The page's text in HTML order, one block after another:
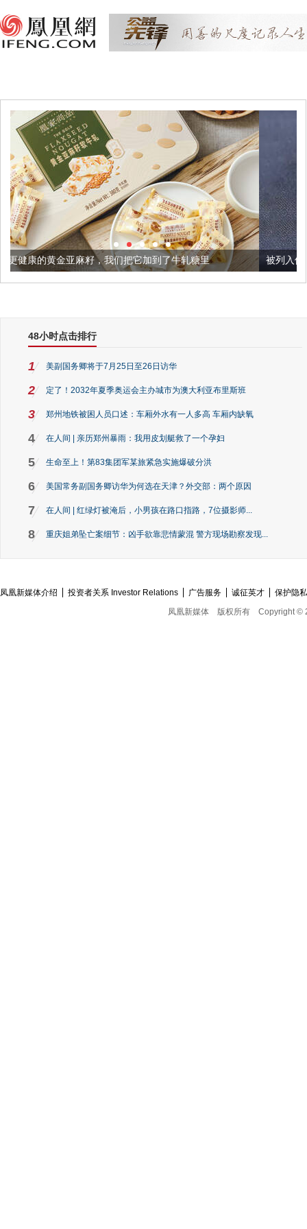
我们把它加到了牛轧糖里 被列入佛家七宝的它到底有多
48小时点击排行
1 美副国务卿将于7月25日至26日访华
2 定了！2032年夏季奥运会主办城市为澳大利亚布里斯班
3 郑州地铁被困人员口述：车厢外水有一人多高 车厢内缺氧
4 在人间 | 亲历郑州暴雨：我用皮划艇救了一个孕妇
5 生命至上！第83集团军某旅紧急实施爆破分洪
6 美国常务副国务卿访华为何选在天津？外交部：两个原因
7 在人间 | 红绿灯被淹后，小男孩在路口指路，7位摄影师...
8 重庆姐弟坠亡案细节：凶手欲靠悲情蒙混 警方现场勘察发现...
凤凰新媒体介绍 投资者关系 Investor Relations 广告服务 诚征英才
保护隐
凤凰新媒体
版权所有 Copyright ©